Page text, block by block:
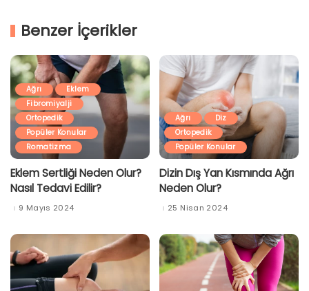
Benzer İçerikler
Ağrı
Eklem
Fibromiyalji
Ortopedik
Popüler Konular
Romatizma
Eklem Sertliği Neden Olur?
Nasıl Tedavi Edilir?
9 Mayıs 2024
Ağrı
Diz
Ortopedik
Popüler Konular
Dizin Dış Yan Kısmında Ağrı
Neden Olur?
25 Nisan 2024